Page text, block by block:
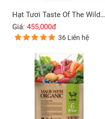
Hạt Tươi Taste Of The Wild Loại High Prairie (Bò Rừng) 2kg
Giá: 455,000đ
36 Liên hệ